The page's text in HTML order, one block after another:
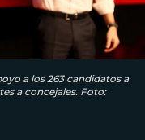
a los 263 candidatos a
a concejales. Foto: